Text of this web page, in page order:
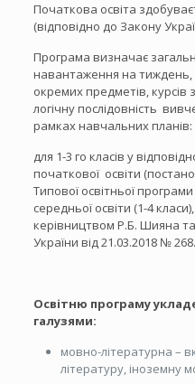
Початкова освіта
(відповідно до Закону
Програма визначає
навантаження на тиждень,
окремих предметів, курсів
логічну послідовність
рамках навчальних планів:
для 1-3 го класів у
початкової освіти
Типової освітньої
середньої освіти (1-4
керівництвом Р.Б. Шияна
України від 21.03.2018 № 268.
Освітню програму
галузями:
мовно-літературна –
літературу, іноземну